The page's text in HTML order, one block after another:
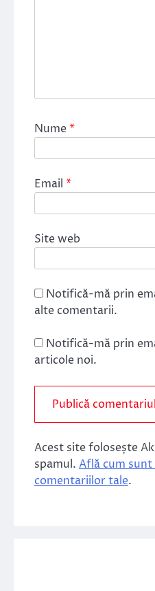
Nume*
Email *
Site web
Notifică-mă prin
alte comentarii.
Notifică-mă prin
articole noi.
Acest site folosește
spamul. Află cum
comentariilor tale.